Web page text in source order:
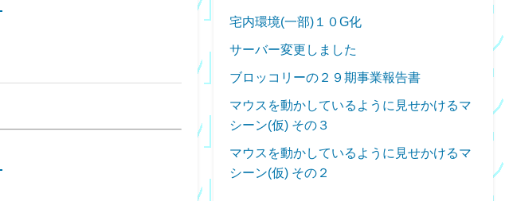
宅内環境(一部)１０G化
サーバー変更しました
ブロッコリーの２９期事業報告書
マウスを動かしているように見せかけるマ
シーン(仮) その３
マウスを動かしているように見せかけるマ
シーン(仮) その２